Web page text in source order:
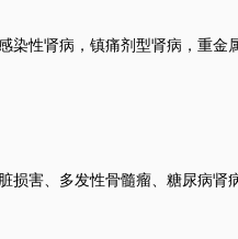
性肾病，镇痛剂型肾病，重金
害、多发性骨髓瘤、糖尿病肾